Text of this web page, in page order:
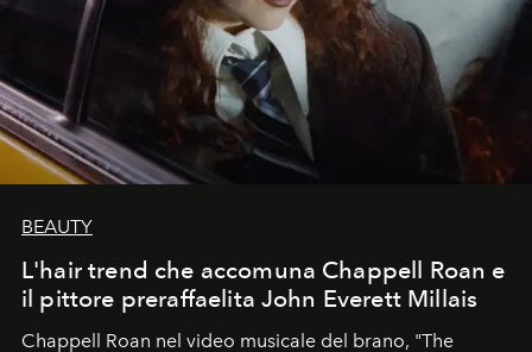
BEAUTY
L'hair trend che accomuna Chappell Roan e
il pittore preraffaelita John Everett Millais
Chappell Roan nel video musicale del brano, "The